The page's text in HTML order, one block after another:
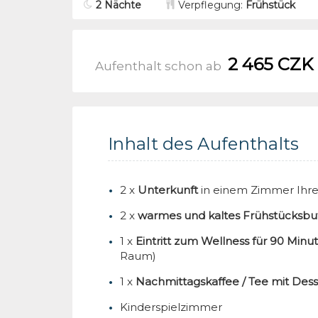
2 Nächte Verpflegung: Frühstück
Aufenthalt schon ab 2 465 CZK
Inhalt des Aufenthalts
2 x Unterkunftin einem Zimmer
2 x warmes und kaltes
1 x Eintritt zum Wellness für 90
Raum)
1 x Nachmittagskaffee / Tee mit
Kinderspielzimmer